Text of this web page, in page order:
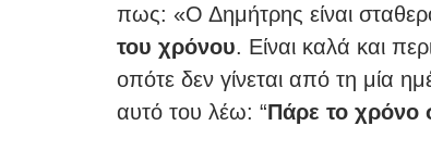
πως: «Ο Δημήτρης είναι
του χρόνου. Είναι καλά και
οπότε δεν γίνεται από τη μία
αυτό του λέω: “Πάρε το χρόνο